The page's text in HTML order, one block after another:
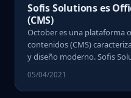
Sofis Solutions es
(CMS)
October es una plataforma
contenidos (CMS)
y diseño moderno. Sofis
05/04/2021